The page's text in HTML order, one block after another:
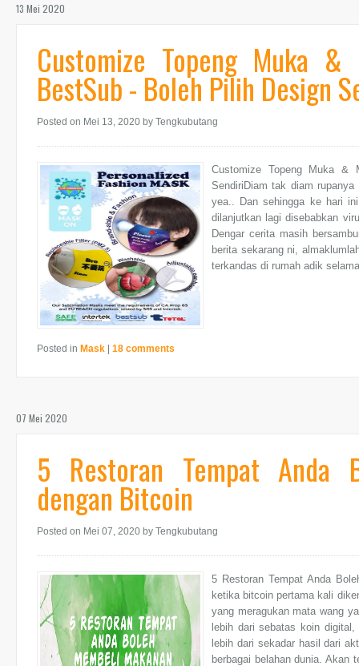
13 Mei 2020
Customize Topeng Muka
BestSub - Boleh Pilih Design
Posted on Mei 13, 2020 by Tengkubutang
Customize Topeng Muka &
SendiriDiam tak diam
yea.. Dan sehingga ke hari
dilanjutkan lagi disebabkan
Dengar cerita masih
berita sekarang ni,
terkandas di rumah adik
Posted in Mask 18 comments
07 Mei 2020
5 Restoran Tempat Anda
dengan Bitcoin
Posted on Mei 07, 2020 by Tengkubutang
5 Restoran Tempat Anda
ketika bitcoin pertama kali
yang meragukan mata wang
lebih dari sebatas koin
lebih dari sekadar hasil dari
berbagai belahan dunia. Akan